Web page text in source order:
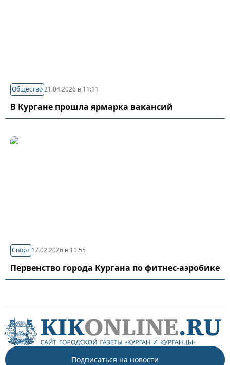
Общество21.04.2026 в 11:11
В Кургане прошла ярмарка вакансий
Спорт 17.02.2026 в 11:55
Первенство города Кургана по фитнес-аэробике
Подписаться на новости